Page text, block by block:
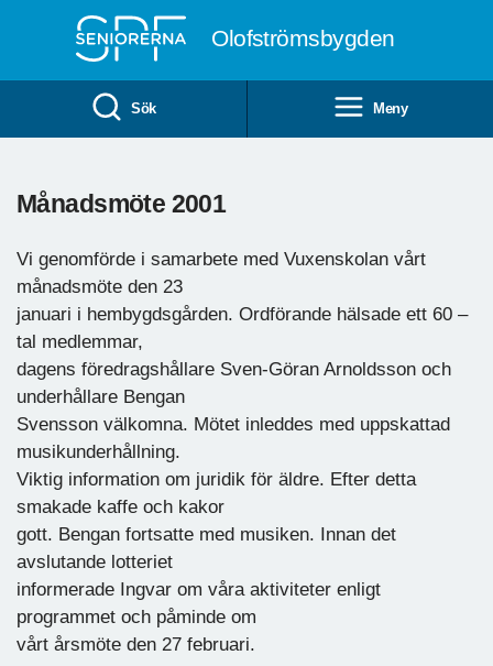
Olofströmsbygden
Sök Meny
Månadsmöte 2001
Vi genomförde i samarbete med Vuxenskolan vårt
månadsmöte den 23
januari i hembygdsgården. Ordförande hälsade ett 60 –
tal medlemmar,
dagens föredragshållare Sven-Göran Arnoldsson och
underhållare Bengan
Svensson välkomna. Mötet inleddes med uppskattad
musikunderhållning.
Viktig information om juridik för äldre. Efter detta
smakade kaffe och kakor
gott. Bengan fortsatte med musiken. Innan det
avslutande lotteriet
informerade Ingvar om våra aktiviteter enligt
programmet och påminde om
vårt årsmöte den 27 februari.